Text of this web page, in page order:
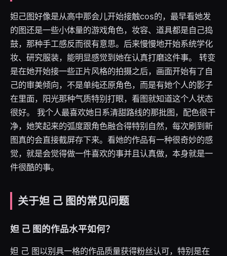
妲己图好像是从高中那会儿开始接触cos的，最早看她发
的图还是一些小体量的游戏角色，妆容、道具都是自己捣
鼓，那种手工感反而很有意思。后来慢慢地开始系统学化
妆、研究服装，能明显感觉到她在认真打磨这件事。 转变
是在她开始接一些正片风格的拍摄之后，画面开始有了自
己的审美倾向，不是单纯还原角色，而是有她个人的影子
在里面，阳光那种气质特别打眼，看图就知道这个人状态
很好。 我个人最喜欢她日系清甜路线的那批图，配色很干
净，她笑起来的弧度跟角色融合得特别自然，每次刷到新
图真的会直接截屏存下来。看她的作品有一种很奇妙的感
觉，就是会觉得做一件喜欢的事并且认真做，本身就是一
件很酷的事。
关于妲 己 图的常见问题
妲 己 图的作品水平如何？
妲 己 图以别具一格的作品质量获得粉丝认可，特别是在